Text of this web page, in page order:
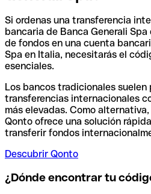
Si ordenas una transferencia
bancaria de Banca Generali
de fondos en una cuenta
Spa en Italia, necesitarás el
esenciales.
Los bancos tradicionales suelen
transferencias internacionales
más elevadas. Como alternativa,
Qonto ofrece una solución
transferir fondos
Descubrir Qonto
¿Dónde encontrar tu